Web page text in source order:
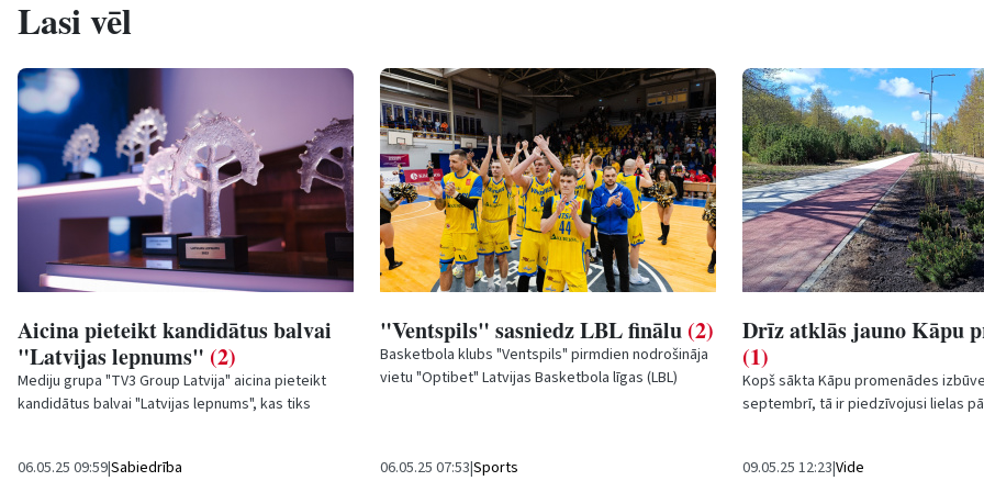
Lasi vēl
Aicina pieteikt kandidātus balvai
"Latvijas lepnums" (2)
Mediju grupa "TV3 Group Latvija" aicina pieteikt
kandidātus balvai "Latvijas lepnums", kas tiks
06.05.25 09:59|Sabiedrība
"Ventspils" sasniedz LBL finālu (2)
Basketbola klubs "Ventspils" pirmdien nodrošināja
vietu "Optibet" Latvijas Basketbola līgas (LBL)
06.05.25 07:53|Sports
Drīz atklās jauno Kāpu
(1)
Kopš sākta Kāpu promenādes
septembrī, tā ir piedzīvojusi lielas
09.05.25 12:23|Vide